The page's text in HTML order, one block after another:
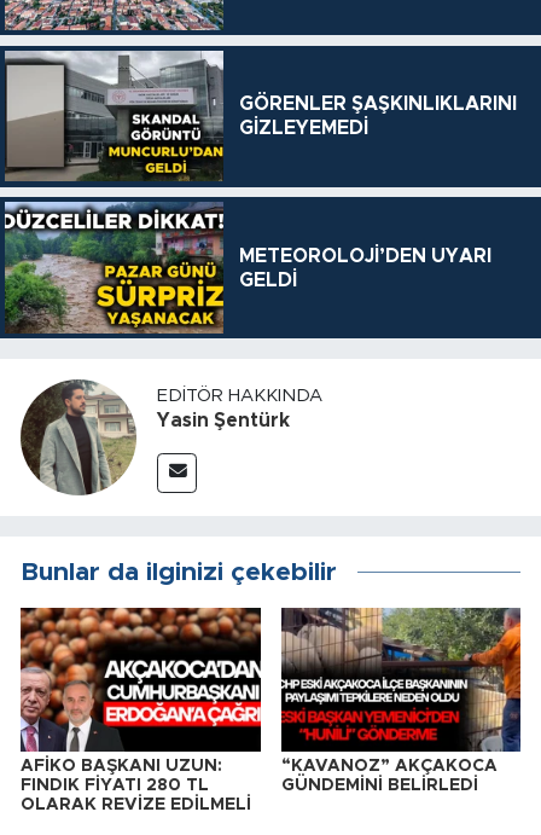
GÖRENLER ŞAŞKINLIKLARINI
GİZLEYEMEDİ
METEOROLOJİ’DEN UYARI
GELDİ
EDITÖR HAKKINDA
Yasin Şentürk
Bunlar da ilginizi çekebilir
AFİKO BAŞKANI UZUN:
FINDIK FİYATI 280 TL
OLARAK REVİZE EDİLMELİ
“KAVANOZ” AKÇAKOCA
GÜNDEMİNİ BELİRLEDİ